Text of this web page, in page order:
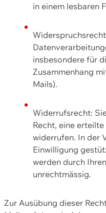
in einem lesbaren
insbesondere für
Zusammenhang
Mails).
Widerrufsrecht:
Recht, eine
widerrufen. In der
Einwilligung
werden durch
unrechtmässig.
Zur Ausübung dieser